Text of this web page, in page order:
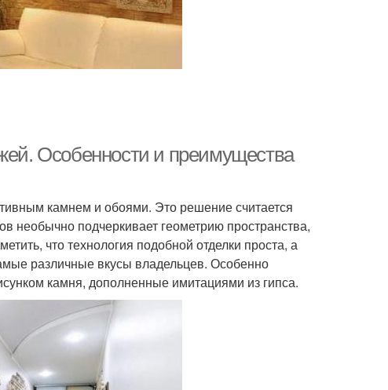
Особенности и преимущества
камнем и обоями. Это решение считается
необычно подчеркивает геометрию пространства,
что технология подобной отделки проста, а
различные вкусы владельцев. Особенно
камня, дополненные имитациями из гипса.